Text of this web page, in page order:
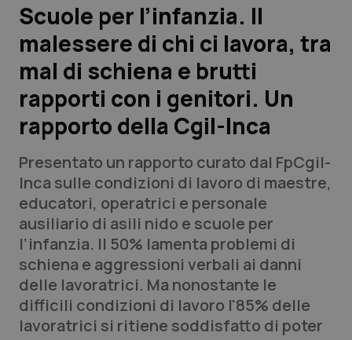
Scienza e Farmaci
Studi e Analisi
Lettere al direttore
QS Pro
Professionisti Sanitari.AI
Abruzzo
Basilicata
QS Pro Gold
Artrite & artrosi
QS Club Newsletter
Scuole per l’infanzia. Il
malessere di chi ci lavora, tra
mal di schiena e brutti
rapporti con i genitori. Un
rapporto della Cgil-Inca
Presentato un rapporto curato dal FpCgil-
Inca sulle condizioni di lavoro di maestre,
educatori, operatrici e personale
ausiliario di asili nido e scuole per
l’infanzia. Il 50% lamenta problemi di
schiena e aggressioni verbali ai danni
delle lavoratrici. Ma nonostante le
difficili condizioni di lavoro l'85% delle
lavoratrici si ritiene soddisfatto di poter